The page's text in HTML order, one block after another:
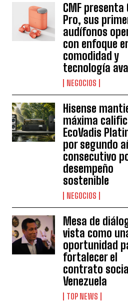
CMF presenta
Pro, sus
audífonos
con enfoque
comodidad y
tecnología
NEGOCIOS
Hisense
máxima
EcoVadis
por segundo
consecutivo
desempeño
sostenible
NEGOCIOS
Mesa de
vista como
oportunidad
fortalecer el
contrato
Venezuela
TOP NEWS